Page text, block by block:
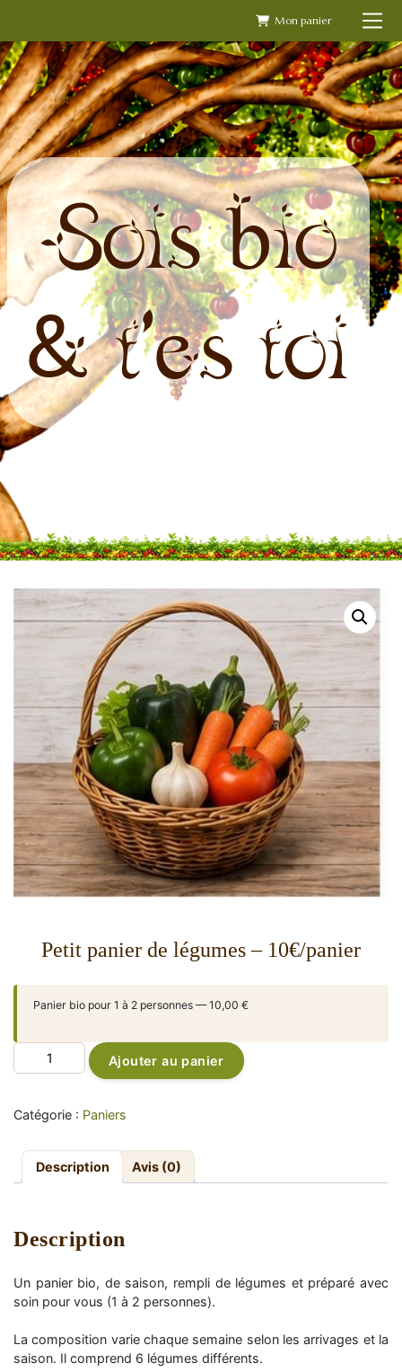
content
Sois bio
& t'es toi
Petit panier de légumes – 10€/panier
Panier bio pour 1 à 2 personnes — 10,00 €
quantité
de
panier
10€/panier
Ajouter au panier
Alternative:
Catégorie : Paniers
Description Avis (0)
Description
Un panier bio, de saison, rempli de légumes et préparé avec
soin pour vous (1 à 2 personnes).
La composition varie chaque semaine selon les arrivages et la
saison. Il comprend 6 légumes différents.